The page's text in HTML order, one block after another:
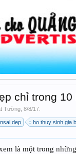
chỉ trong
Tường ,8/8/17
dep ho thuy sinh gia
là một trong